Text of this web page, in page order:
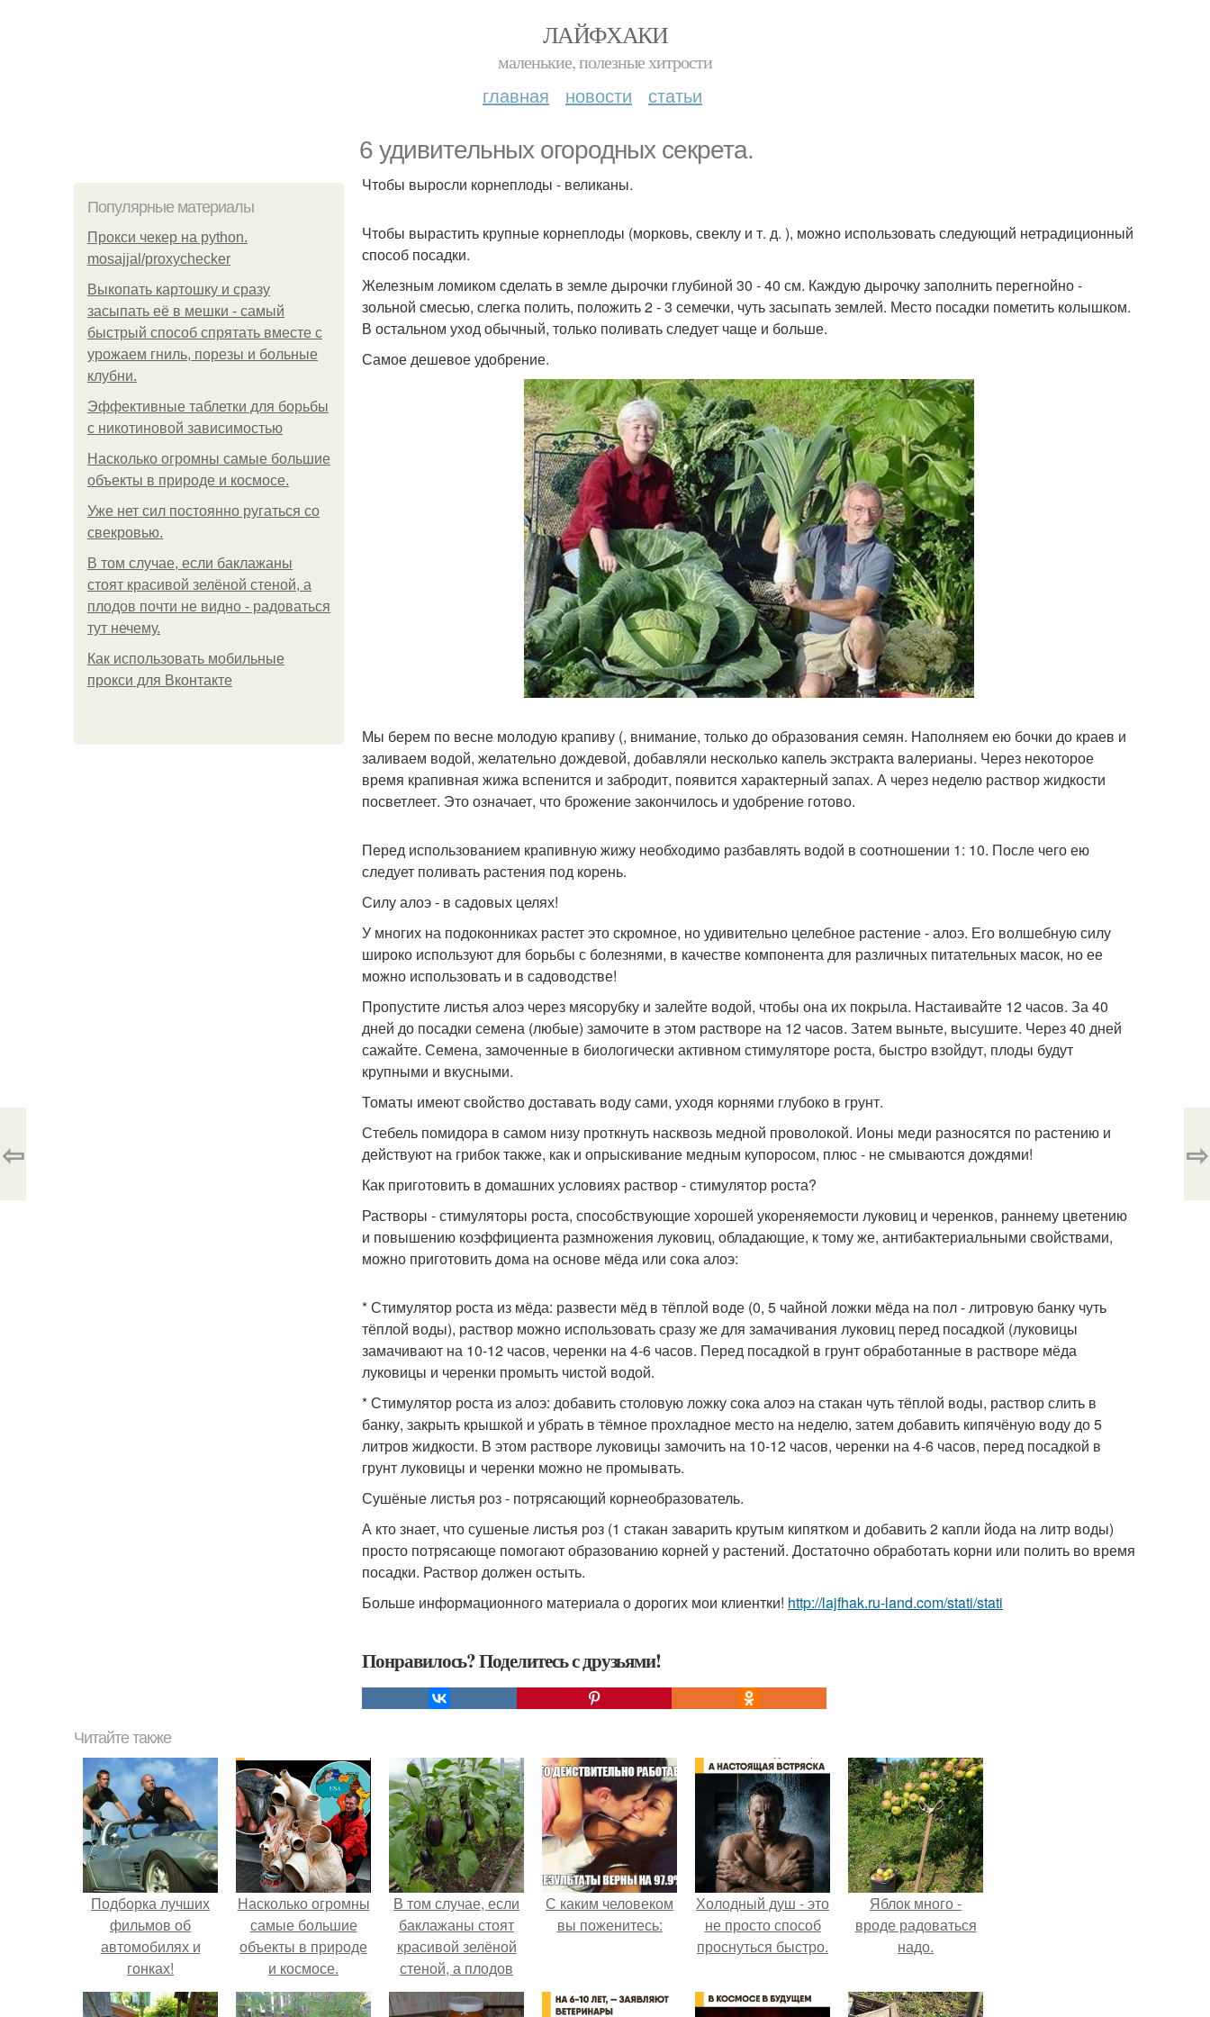
ЛАЙФХАКИ
маленькие, полезные хитрости
главная новости статьи
6 удивительных огородных секрета.
Популярные материалы
Прокси чекер на python.
mosajjal/proxychecker
Выкопать картошку и сразу
засыпать её в мешки - самый
быстрый способ спрятать вместе с
урожаем гниль, порезы и больные
клубни.
Эффективные таблетки для борьбы
с никотиновой зависимостью
Насколько огромны самые большие
объекты в природе и космосе.
Уже нет сил постоянно ругаться со
свекровью.
В том случае, если баклажаны
стоят красивой зелёной стеной, а
плодов почти не видно - радоваться
тут нечему.
Как использовать мобильные
прокси для Вконтакте
Чтобы выросли корнеплоды - великаны.
Чтобы вырастить крупные корнеплоды (морковь, свеклу и т. д. ), можно использовать следующий нетрадиционный
способ посадки.
Железным ломиком сделать в земле дырочки глубиной 30 - 40 см. Каждую дырочку заполнить перегнойно -
зольной смесью, слегка полить, положить 2 - 3 семечки, чуть засыпать землей. Место посадки пометить колышком.
В остальном уход обычный, только поливать следует чаще и больше.
Самое дешевое удобрение.
Мы берем по весне молодую крапиву (, внимание, только до образования семян. Наполняем ею бочки до краев и
заливаем водой, желательно дождевой, добавляли несколько капель экстракта валерианы. Через некоторое
время крапивная жижа вспенится и забродит, появится характерный запах. А через неделю раствор жидкости
посветлеет. Это означает, что брожение закончилось и удобрение готово.
Перед использованием крапивную жижу необходимо разбавлять водой в соотношении 1: 10. После чего ею
следует поливать растения под корень.
Силу алоэ - в садовых целях!
У многих на подоконниках растет это скромное, но удивительно целебное растение - алоэ. Его волшебную силу
широко используют для борьбы с болезнями, в качестве компонента для различных питательных масок, но ее
можно использовать и в садоводстве!
Пропустите листья алоэ через мясорубку и залейте водой, чтобы она их покрыла. Настаивайте 12 часов. За 40
дней до посадки семена (любые) замочите в этом растворе на 12 часов. Затем выньте, высушите. Через 40 дней
сажайте. Семена, замоченные в биологически активном стимуляторе роста, быстро взойдут, плоды будут
крупными и вкусными.
Томаты имеют свойство доставать воду сами, уходя корнями глубоко в грунт.
Стебель помидора в самом низу проткнуть насквозь медной проволокой. Ионы меди разносятся по растению и
действуют на грибок также, как и опрыскивание медным купоросом, плюс - не смываются дождями!
Как приготовить в домашних условиях раствор - стимулятор роста?
Растворы - стимуляторы роста, способствующие хорошей укореняемости луковиц и черенков, раннему цветению
и повышению коэффициента размножения луковиц, обладающие, к тому же, антибактериальными свойствами,
можно приготовить дома на основе мёда или сока алоэ:
* Стимулятор роста из мёда: развести мёд в тёплой воде (0, 5 чайной ложки мёда на пол - литровую банку чуть
тёплой воды), раствор можно использовать сразу же для замачивания луковиц перед посадкой (луковицы
замачивают на 10-12 часов, черенки на 4-6 часов. Перед посадкой в грунт обработанные в растворе мёда
луковицы и черенки промыть чистой водой.
* Стимулятор роста из алоэ: добавить столовую ложку сока алоэ на стакан чуть тёплой воды, раствор слить в
банку, закрыть крышкой и убрать в тёмное прохладное место на неделю, затем добавить кипячёную воду до 5
литров жидкости. В этом растворе луковицы замочить на 10-12 часов, черенки на 4-6 часов, перед посадкой в
грунт луковицы и черенки можно не промывать.
Сушёные листья роз - потрясающий корнеобразователь.
А кто знает, что сушеные листья роз (1 стакан заварить крутым кипятком и добавить 2 капли йода на литр воды)
просто потрясающе помогают образованию корней у растений. Достаточно обработать корни или полить во время
посадки. Раствор должен остыть.
Больше информационного материала о дорогих мои клиентки! http://lajfhak.ru-land.com/stati/stati
Понравилось? Поделитесь с друзьями!
⇦ ⇨
Читайте также
Подборка лучших
фильмов об
автомобилях и
гонках!
Насколько огромны
самые большие
объекты в природе
и космосе.
В том случае, если
баклажаны стоят
красивой зелёной
стеной, а плодов
почти не видно -
радоваться тут
С каким человеком
вы поженитесь:
Холодный душ - это
не просто способ
проснуться быстро.
Яблок много -
вроде радоваться
надо.